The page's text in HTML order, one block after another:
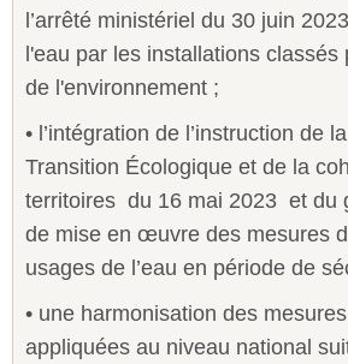
l’arrêté ministériel du 30 juin
l'eau par les installations classés
de l'environnement ;
• l’intégration de l’instruction de
Transition Écologique et de la
territoires du 16 mai 2023 et du
de mise en œuvre des mesures
usages de l’eau en période de
• une harmonisation des
appliquées au niveau national